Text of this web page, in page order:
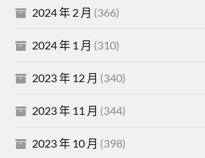
2024 年 2 月 (366)
2024 年 1 月 (310)
2023 年 12 月 (340)
2023 年 11 月 (344)
2023 年 10 月 (398)